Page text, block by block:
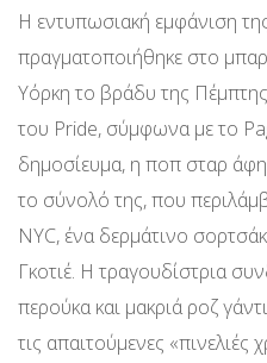
Η εντυπωσιακή εμφάνιση
πραγματοποιήθηκε στο
Υόρκη το βράδυ της
του Pride, σύμφωνα με το
δημοσίευμα, η ποπ σταρ
το σύνολό της, που
NYC, ένα δερμάτινο
Γκοτιέ. Η τραγουδίστρια
περούκα και μακριά ροζ
τις απαιτούμενες «πινελιές